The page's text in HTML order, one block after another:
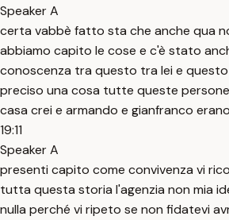
Speaker A
certa vabbè fatto sta che anche qua
abbiamo capito le cose e c'è stato
conoscenza tra questo tra lei e
preciso una cosa tutte queste
casa crei e armando e gianfranco
19:11
Speaker A
presenti capito come convivenza vi
tutta questa storia l'agenzia non mia
nulla perché vi ripeto se non fidatevi